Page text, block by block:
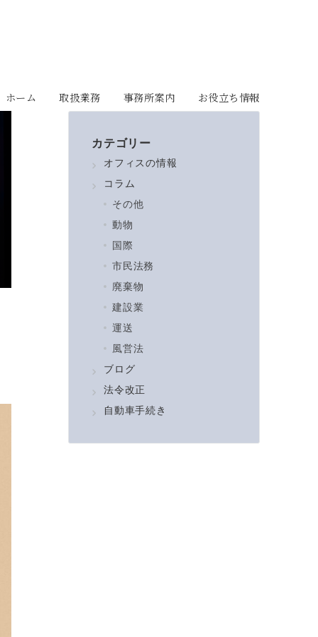
ホーム 取扱業務 事務所案内 お役立ち情報
カテゴリー
オフィスの情報
コラム
その他
動物
国際
市民法務
廃棄物
建設業
運送
風営法
ブログ
法令改正
自動車手続き